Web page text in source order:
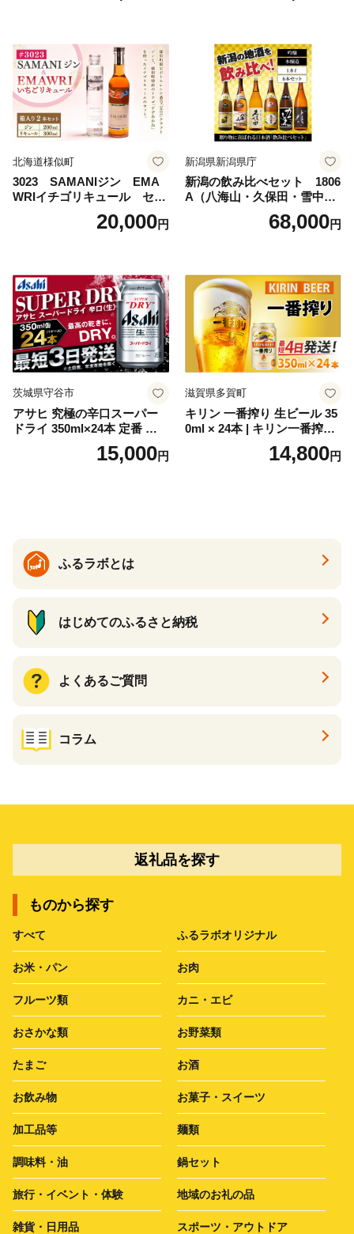
uper dry 11回 缶ビール 缶 ギ
フト 内祝い 茨城県守谷市 送
料無料
北海道様似町
3023 SAMANIジン EMA
WRIイチゴリキュール セッ
ト（箱入り）【大人の味 酒
お酒 洋酒 スピリッツ クラフ
セット 詰め合わせ カクテル
ソーダ割り アルコール ロッ
ク ソーダ ジントニック 】
20,000円
新潟県新潟県庁
新潟の飲み比べセット 1806
A（八海山・久保田・雪中
梅・越乃寒梅・かたふね・千
68,000円
茨城県守谷市
アサヒ 究極の辛口スーパー
ドライ 350ml×24本 定番 ビー
ル 缶ビール 酒 お酒 アルコー
15,000円
滋賀県多賀町
キリン 一番搾り 生ビール 35
0ml × 24本 | キリン一番搾り
キリンビール 一番搾り ビー
ル 24缶 きりんいちばんしぼ
14,800円
ふるラボとは
はじめてのふるさと納税
よくあるご質問
コラム
返礼品を探す
ものから探す
すべて ふるラボオリジナル
お米・パン お肉
フルーツ類 カニ・エビ
おさかな類 お野菜類
たまご お酒
お飲み物 お菓子・スイーツ
加工品等 麺類
調味料・油 鍋セット
旅行・イベント・体験 地域のお礼の品
雑貨・日用品 スポーツ・アウトドア